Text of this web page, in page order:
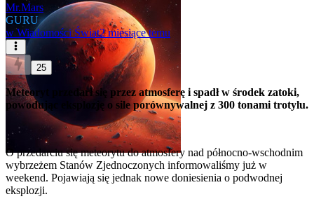
Mr.Mars
GURU
w Wiadomości Świat2 miesiące temu
25
Meteoryt przedarł się przez atmosferę i spadł w środek zatoki,
powodując eksplozję o sile porównywalnej z 300 tonami trotylu.
O przedarciu się meteorytu do atmosfery nad północno-wschodnim
wybrzeżem Stanów Zjednoczonych informowaliśmy już w
weekend. Pojawiają się jednak nowe doniesienia o podwodnej
eksplozji.